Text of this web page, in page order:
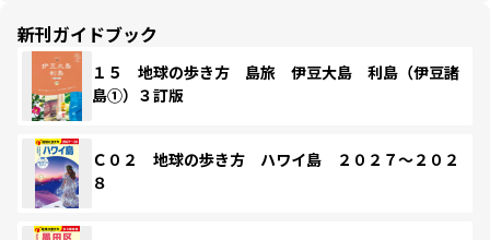
新刊ガイドブック
１５ 地球の歩き方 島旅 伊豆大島 利島（伊豆諸
島①）３訂版
Ｃ０２ 地球の歩き方 ハワイ島 ２０２７～２０２
８